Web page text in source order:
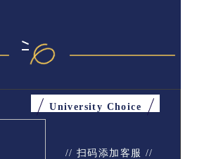
University Choice
// 扫码添加客服 //